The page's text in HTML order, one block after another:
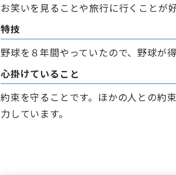
お笑いを見ることや旅行に行くことが好
特技
野球を８年間やっていたので、野球が得
心掛けていること
約束を守ることです。ほかの人との約
力しています。